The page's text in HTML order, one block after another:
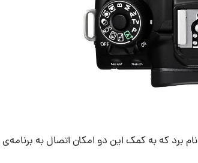
در خصوص درگاه‌های ارتباطی دوربین باید از وای‌فای داخلی و NFC نام برد که به کمک این دو امکان اتصال به برنامه‌ی